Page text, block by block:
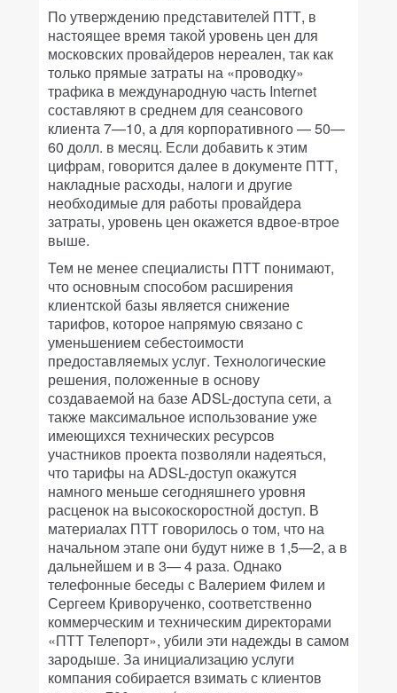
По утверждению представителей ПТТ, в
настоящее время такой уровень цен для
московских провайдеров нереален, так как
только прямые затраты на «проводку»
трафика в международную часть Internet
составляют в среднем для сеансового
клиента 7—10, а для корпоративного — 50—
60 долл. в месяц. Если добавить к этим
цифрам, говорится далее в документе ПТТ,
накладные расходы, налоги и другие
необходимые для работы провайдера
затраты, уровень цен окажется вдвое-втрое
выше.
Тем не менее специалисты ПТТ понимают,
что основным способом расширения
клиентской базы является снижение
тарифов, которое напрямую связано с
уменьшением себестоимости
предоставляемых услуг. Технологические
решения, положенные в основу
создаваемой на базе ADSL-доступа сети, а
также максимальное использование уже
имеющихся технических ресурсов
участников проекта позволяли надеяться,
что тарифы на ADSL-доступ окажутся
намного меньше сегодняшнего уровня
расценок на высокоскоростной доступ. В
материалах ПТТ говорилось о том, что на
начальном этапе они будут ниже в 1,5—2, а в
дальнейшем и в 3— 4 раза. Однако
телефонные беседы с Валерием Филем и
Сергеем Криворученко, соответственно
коммерческим и техническим директорами
«ПТТ Телепорт», убили эти надежды в самом
зародыше. За инициализацию услуги
компания собирается взимать с клиентов